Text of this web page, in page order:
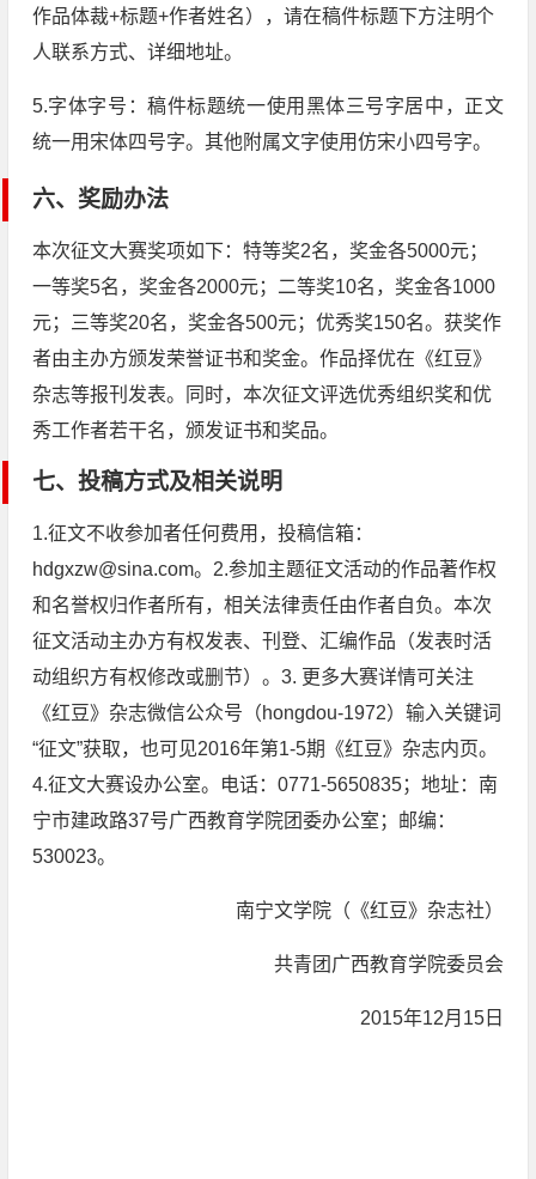
作品体裁+标题+作者姓名），请在稿件标题下方注明个
人联系方式、详细地址。
5.字体字号：稿件标题统一使用黑体三号字居中，正文
统一用宋体四号字。其他附属文字使用仿宋小四号字。
六、奖励办法
本次征文大赛奖项如下：特等奖2名，奖金各5000元；
一等奖5名，奖金各2000元；二等奖10名，奖金各1000
元；三等奖20名，奖金各500元；优秀奖150名。获奖作
者由主办方颁发荣誉证书和奖金。作品择优在《红豆》
杂志等报刊发表。同时，本次征文评选优秀组织奖和优
秀工作者若干名，颁发证书和奖品。
七、投稿方式及相关说明
1.征文不收参加者任何费用，投稿信箱：
hdgxzw@sina.com。2.参加主题征文活动的作品著作权
和名誉权归作者所有，相关法律责任由作者自负。本次
征文活动主办方有权发表、刊登、汇编作品（发表时活
动组织方有权修改或删节）。3. 更多大赛详情可关注
《红豆》杂志微信公众号（hongdou-1972）输入关键词
“征文”获取，也可见2016年第1-5期《红豆》杂志内页。
4.征文大赛设办公室。电话：0771-5650835；地址：南
宁市建政路37号广西教育学院团委办公室；邮编：
530023。
南宁文学院（《红豆》杂志社）
共青团广西教育学院委员会
2015年12月15日